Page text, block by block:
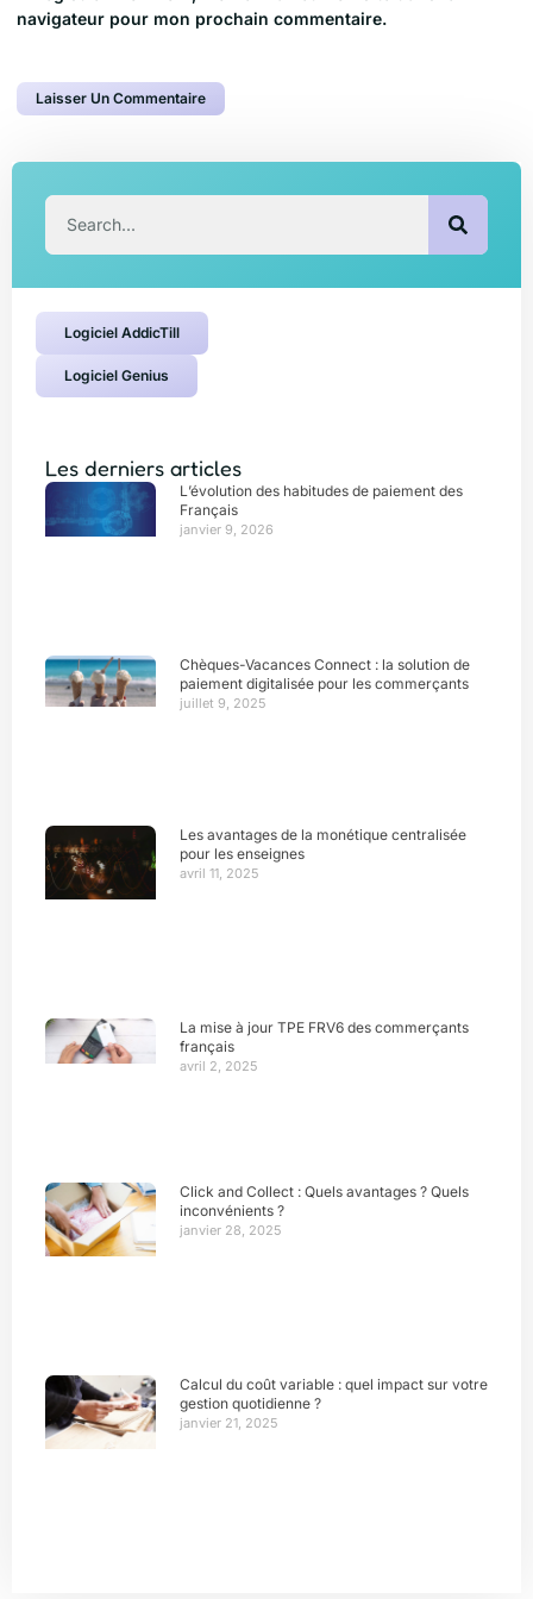
navigateur pour mon prochain commentaire.
Logiciel AddicTill
Logiciel Genius
Les derniers articles
L’évolution des habitudes de paiement des
Français
janvier 9, 2026
Chèques-Vacances Connect : la solution de
paiement digitalisée pour les commerçants
juillet 9, 2025
Les avantages de la monétique centralisée
pour les enseignes
avril 11, 2025
La mise à jour TPE FRV6 des commerçants
français
avril 2, 2025
Click and Collect : Quels avantages ? Quels
inconvénients ?
janvier 28, 2025
Calcul du coût variable : quel impact sur votre
gestion quotidienne ?
janvier 21, 2025